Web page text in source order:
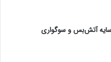
سایه آتش‌بس و سوگواری